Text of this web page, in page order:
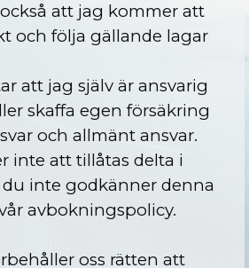
att jag kommer att
och följa gällande lagar
att jag själv är ansvarig
skaffa egen försäkring
och allmänt ansvar.
inte att tillåtas delta i
inte godkänner denna
avbokningspolicy.
oss rätten att